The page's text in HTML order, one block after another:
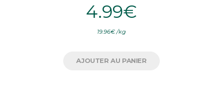
4.99€
19.96€ /kg
AJOUTER AU PANIER